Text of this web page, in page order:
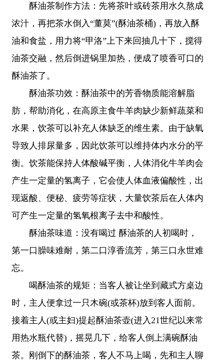
酥油茶制作方法：先将茶叶或砖茶用水久熬成
浓汁，再把茶水倒入“董莫”(酥油茶桶)，再放入酥
油和食盐，用力将“甲洛”上下来回抽几十下，搅得
油茶交融，然后倒进锅里加热，便成了喷香可口的
酥油茶了。
酥油茶功效：酥油茶中的芳香物质能溶解脂
肪，帮助消化，在高原主食牛羊肉缺少新鲜蔬菜和
水果，饮茶可以补充人体缺乏的维生素。由于缺氧
导致人排尿量多，因此饮茶可以维持体内水分的平
衡。饮茶能保持人体酸碱平衡，人体消化牛羊肉会
产生一定量的氢离子，它会使人体血液偏酸性，出
现返酸、便秘、疲劳等症状，大量饮茶后在人体内
可产生一定量的氢氧根离子去中和酸性。
酥油茶味道：没有喝过 酥油茶的人初喝时，
第一口臊味难耐，第二口淳香流芳，第三口永世难
忘。
喝酥油茶的规矩：当客人被让坐到藏式方桌边
时，主人便拿过一只木碗(或茶杯)放到客人面前。
接着主人(或主妇)提起酥油茶壶(进入21世纪以来常
用热水瓶代替)，摇晃几下，给客人倒上满碗酥油
茶。刚倒下的酥油茶，客人不马上喝，先和主人聊